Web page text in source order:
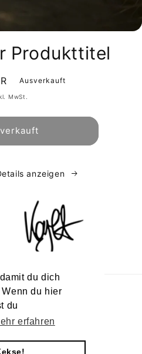
du dich
du hier
du
erfahren
Produkttitel
Ausverkauft
MwSt.
anzeigen
Newsletter